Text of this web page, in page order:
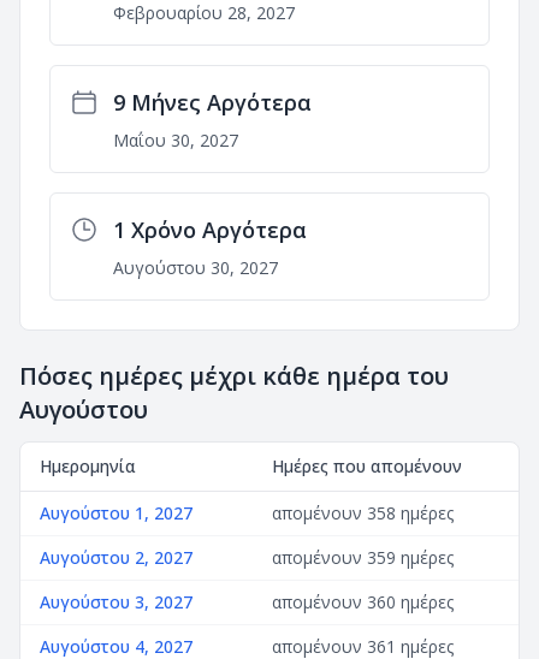
Φεβρουαρίου 28, 2027
9 Μήνες Αργότερα
Μαΐου 30, 2027
1 Χρόνο Αργότερα
Αυγούστου 30, 2027
Πόσες ημέρες μέχρι κάθε ημέρα του
Αυγούστου
Ημερομηνία Ημέρες που απομένουν
Αυγούστου 1, 2027
απομένουν 358 ημέρες
Αυγούστου 2, 2027
απομένουν 359 ημέρες
Αυγούστου 3, 2027
απομένουν 360 ημέρες
Αυγούστου 4, 2027
απομένουν 361 ημέρες